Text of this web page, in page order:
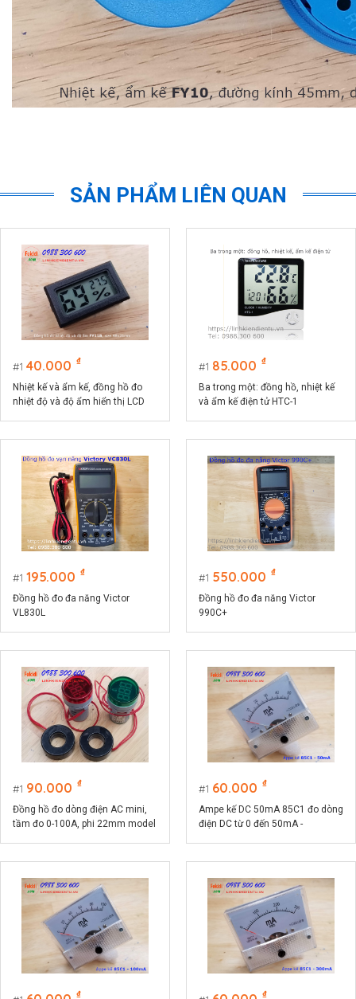
SẢN PHẨM LIÊN QUAN
1 40.000 ₫
Nhiệt kế và ẩm kế, đồng hồ đo
nhiệt độ và độ ẩm hiển thị LCD
1 85.000 ₫
Ba trong một: đồng hồ, nhiệt kế
và ẩm kế điện tử HTC-1
1 195.000 ₫
Đồng hồ đo đa năng Victor
VL830L
1 550.000 ₫
Đồng hồ đo đa năng Victor
990C+
1 90.000 ₫
Đồng hồ đo dòng điện AC mini,
tầm đo 0-100A, phi 22mm model
1 60.000 ₫
Ampe kế DC 50mA 85C1 đo dòng
điện DC từ 0 đến 50mA -
₫ ₫